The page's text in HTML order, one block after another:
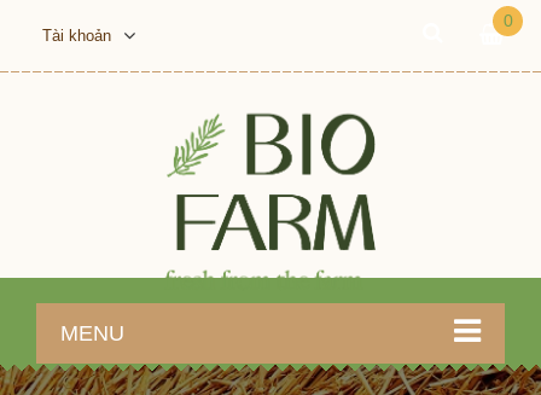
Tài khoản
0
MENU